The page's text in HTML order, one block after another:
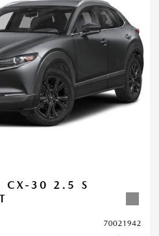
CX-30 2.5 S
70021942